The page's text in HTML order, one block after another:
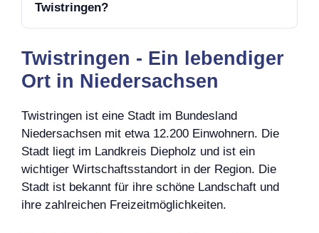
Twistringen?
Twistringen - Ein lebendiger
Ort in Niedersachsen
Twistringen ist eine Stadt im Bundesland
Niedersachsen mit etwa 12.200 Einwohnern. Die
Stadt liegt im Landkreis Diepholz und ist ein
wichtiger Wirtschaftsstandort in der Region. Die
Stadt ist bekannt für ihre schöne Landschaft und
ihre zahlreichen Freizeitmöglichkeiten.